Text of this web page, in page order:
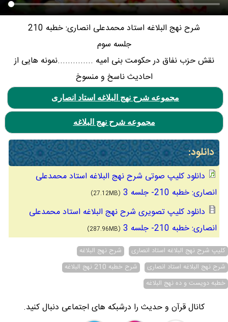
شرح نهج البلاغه استاد محمدعلی انصاری: خطبه 210
جلسه سوم
نقش حزب نفاق در حکومت بنی امیه ..............نمونه هایی از
احادیث ناسخ و منسوخ
مجموعه شرح نهج البلاغه استاد انصاری
مجموعه شرح نهج البلاغه
دانلود:
دانلود کلیپ صوتی شرح نهج البلاغه استاد محمدعلی
انصاری: خطبه 210- جلسه 3
(27.12MB)
دانلود کلیپ تصویری شرح نهج البلاغه استاد محمدعلی
انصاری: خطبه 210- جلسه 3
(287.96MB)
کلیپ شرح نهج البلاغه استاد انصاری
شرح نهج البلاغه
شرح نهج البلاغه استاد انصاری
شرح خطبه 210 نهج البلاغه
خطبه دویست و ده نهج البلاغه
کانال قرآن و حدیث را درشبکه های اجتماعی دنبال کنید.